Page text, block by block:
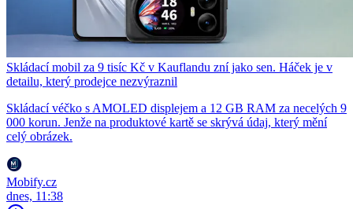
Skládací mobil za 9 tisíc Kč v Kauflandu zní jako sen. Háček je v
detailu, který prodejce nezvýraznil
Skládací véčko s AMOLED displejem a 12 GB RAM za necelých 9
000 korun. Jenže na produktové kartě se skrývá údaj, který mění
celý obrázek.
Mobify.cz
dnes, 11:38